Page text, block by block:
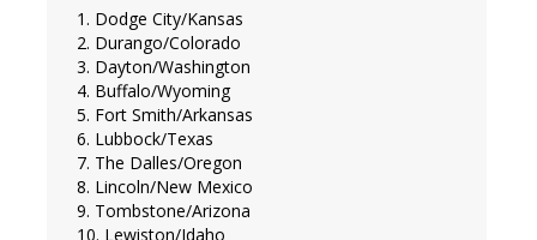
1. Dodge City/Kansas
2. Durango/Colorado
3. Dayton/Washington
4. Buffalo/Wyoming
5. Fort Smith/Arkansas
6. Lubbock/Texas
7. The Dalles/Oregon
8. Lincoln/New Mexico
9. Tombstone/Arizona
10. Lewiston/Idaho